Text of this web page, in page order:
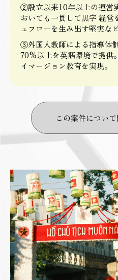
②設立以来10年以上の運営
おいても一貫して黒字 経営
ュフローを生み出す堅実な
③外国人教師による指導体
70%以上を英語環境で提供
イマージョン教育を実現。
この案件につい